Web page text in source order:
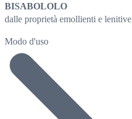
BISABOLOLO
dalle proprietà emollienti e lenitive
Modo d'uso